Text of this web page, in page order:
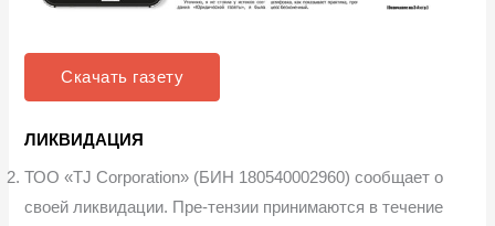
Скачать газету
ЛИКВИДАЦИЯ
ТОО «TJ Corporation» (БИН 180540002960) сообщает о
своей ликвидации. Пре-тензии принимаются в течение